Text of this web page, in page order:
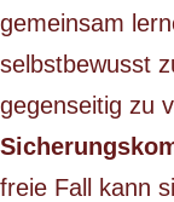
gemeinsam
selbstbewusst
gegenseitig zu
freie Fall kann